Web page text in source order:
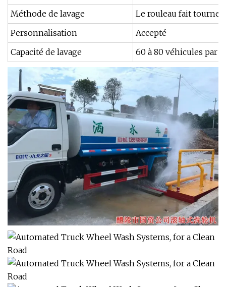
Méthode de lavage
Le rouleau fait
Personnalisation
Accepté
Capacité de lavage
60 à 80 véhicules par